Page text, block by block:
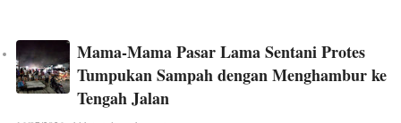
Mama-Mama Pasar Lama Sentani Protes
Tumpukan Sampah dengan Menghambur ke
Tengah Jalan